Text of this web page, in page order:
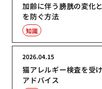
加齢に伴う膀胱の変化
を防ぐ方法
知識
猫アレルギー検査を受
アドバイス
2026.04.15